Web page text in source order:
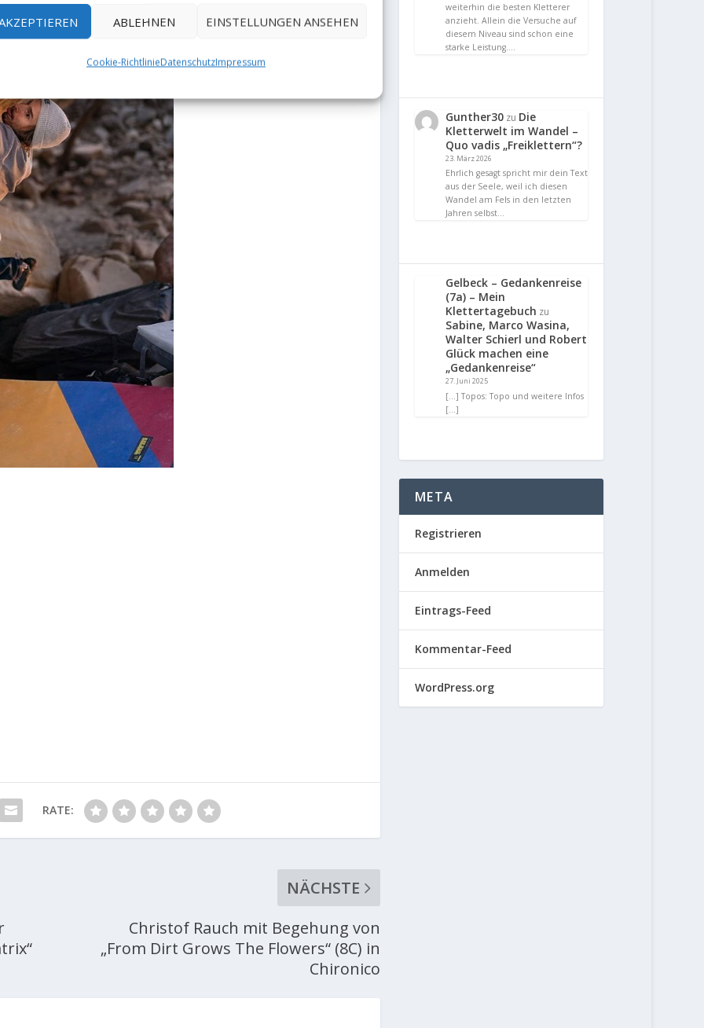
ABLEHNEN EINSTELLUNGEN ANSEHEN
Cookie-RichtlinieDatenschutzImpressum
RATE:
NÄCHSTE
Christof Rauch mit Begehung von
„From Dirt Grows The Flowers“ (8C) in
Chironico
weiterhin die besten Kletterer
anzieht. Allein die Versuche auf
diesem Niveau sind schon eine
starke Leistung.…
Gunther30 zu Die
Kletterwelt im Wandel –
Quo vadis „Freiklettern“?
23. März 2026
Ehrlich gesagt spricht mir dein Text
aus der Seele, weil ich diesen
Wandel am Fels in den letzten
Jahren selbst…
Gelbeck – Gedankenreise
(7a) – Mein
Klettertagebuch zu
Sabine, Marco Wasina,
Walter Schierl und Robert
Glück machen eine
„Gedankenreise“
27. Juni 2025
[…] Topos: Topo und weitere Infos
[…]
META
Registrieren
Anmelden
Eintrags-Feed
Kommentar-Feed
WordPress.org